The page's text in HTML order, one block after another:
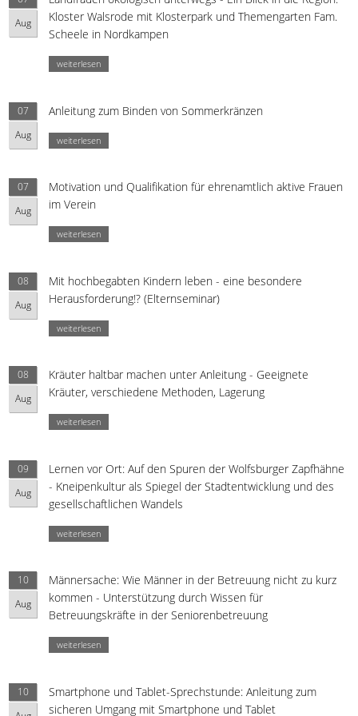
Aug
Kloster Walsrode mit Klosterpark und Themengarten Fam.
Scheele in Nordkampen
weiterlesen
07
Aug
Anleitung zum Binden von Sommerkränzen
weiterlesen
07
Aug
Motivation und Qualifikation für ehrenamtlich aktive Frauen
im Verein
weiterlesen
08
Aug
Mit hochbegabten Kindern leben - eine besondere
Herausforderung!? (Elternseminar)
weiterlesen
08
Aug
Kräuter haltbar machen unter Anleitung - Geeignete
Kräuter, verschiedene Methoden, Lagerung
weiterlesen
09
Aug
Lernen vor Ort: Auf den Spuren der Wolfsburger Zapfhähne
- Kneipenkultur als Spiegel der Stadtentwicklung und des
gesellschaftlichen Wandels
weiterlesen
10
Aug
Männersache: Wie Männer in der Betreuung nicht zu kurz
kommen - Unterstützung durch Wissen für
Betreuungskräfte in der Seniorenbetreuung
weiterlesen
10
Smartphone und Tablet-Sprechstunde: Anleitung zum
sicheren Umgang mit Smartphone und Tablet